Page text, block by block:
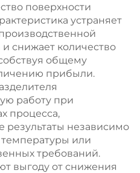
поверхности
устраняет
снижает количество
общему
прибыли.
работу при
процесса,
результаты независимо
или
требований.
выгоду от снижения